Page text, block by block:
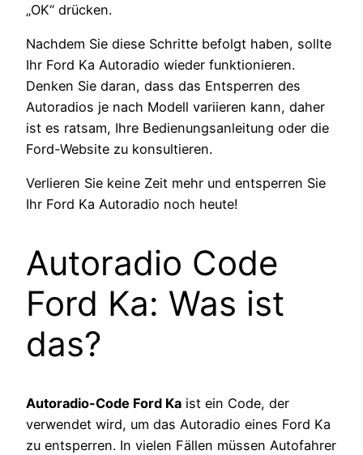
„OK“ drücken.
Nachdem Sie diese Schritte befolgt haben, sollte
Ihr Ford Ka Autoradio wieder funktionieren.
Denken Sie daran, dass das Entsperren des
Autoradios je nach Modell variieren kann, daher
ist es ratsam, Ihre Bedienungsanleitung oder die
Ford-Website zu konsultieren.
Verlieren Sie keine Zeit mehr und entsperren Sie
Ihr Ford Ka Autoradio noch heute!
Autoradio Code
Ford Ka: Was ist
das?
Autoradio-Code Ford Ka ist ein Code, der
verwendet wird, um das Autoradio eines Ford Ka
zu entsperren. In vielen Fällen müssen Autofahrer